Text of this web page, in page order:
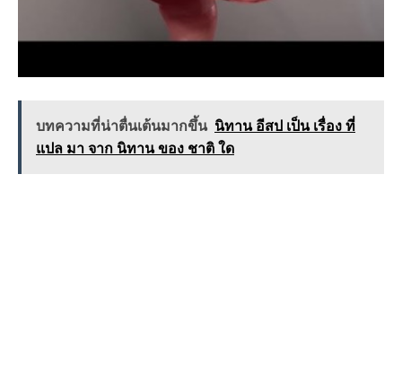
บทความที่น่าตื่นเต้นมากขึ้น นิทาน อีสป เป็น เรื่อง ที่
แปล มา จาก นิทาน ของ ชาติ ใด